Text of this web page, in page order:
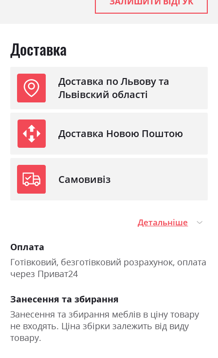
Доставка
Доставка по Львову та
Львівский області
Доставка Новою Поштою
Самовивіз
Детальніше
Оплата
Готівковий, безготівковий розрахунок, оплата
через Приват24
Занесення та збирання
Занесення та збирання меблів в ціну товару
не входять. Ціна збірки залежить від виду
товару.